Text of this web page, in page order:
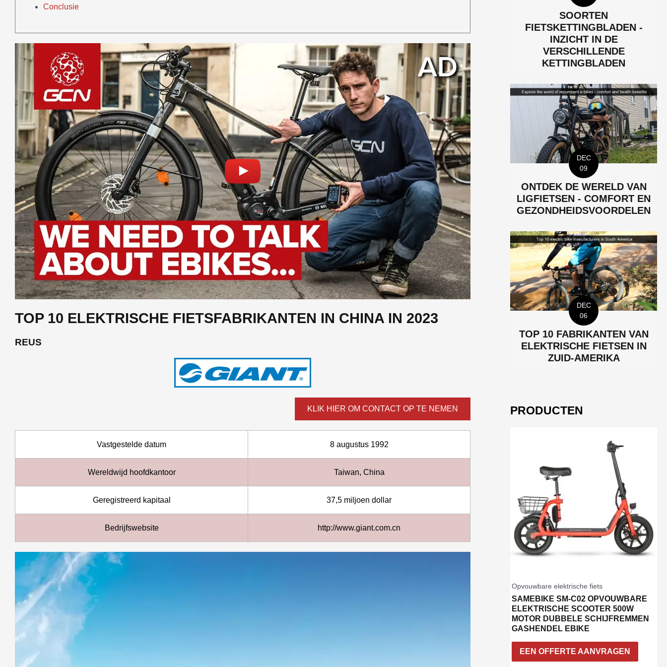
Conclusie
TOP 10 ELEKTRISCHE FIETSFABRIKANTEN IN CHINA IN 2023
REUS
KLIK HIER OM CONTACT OP TE NEMEN
Vastgestelde datum 8 augustus 1992
Wereldwijd hoofdkantoor Taiwan, China
Geregistreerd kapitaal 37,5 miljoen dollar
Bedrijfswebsite http://www.giant.com.cn
SOORTEN
FIETSKETTINGBLADEN -
INZICHT IN DE
VERSCHILLENDE
KETTINGBLADEN
DEC
09
ONTDEK DE WERELD VAN
LIGFIETSEN - COMFORT EN
GEZONDHEIDSVOORDELEN
DEC
06
TOP 10 FABRIKANTEN VAN
ELEKTRISCHE FIETSEN IN
ZUID-AMERIKA
PRODUCTEN
Opvouwbare elektrische fiets
SAMEBIKE SM-C02 OPVOUWBARE
ELEKTRISCHE SCOOTER 500W
MOTOR DUBBELE SCHIJFREMMEN
GASHENDEL EBIKE
EEN OFFERTE AANVRAGEN